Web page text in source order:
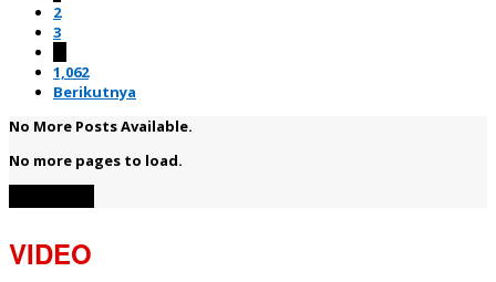
2
3
1,062
Berikutnya
No More Posts Available.
No more pages to load.
VIDEO